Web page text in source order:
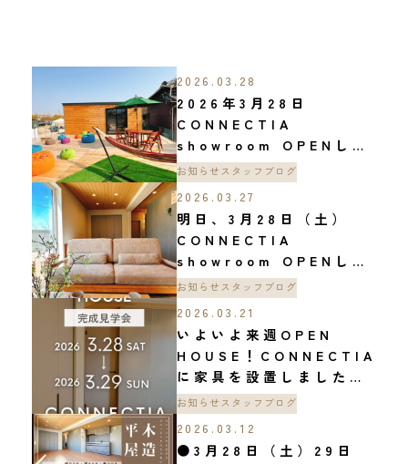
2026.03.28
2026年3月28日
CONNECTIA
showroom OPENしま
した！
お知らせ スタッフブログ
2026.03.27
明日、3月28日（土）
CONNECTIA
showroom OPENしま
す！
お知らせ スタッフブログ
2026.03.21
いよいよ来週OPEN
HOUSE！CONNECTIA
に家具を設置しました！
動画をご覧ください！
お知らせ スタッフブログ
2026.03.12
●3月28日（土）29日